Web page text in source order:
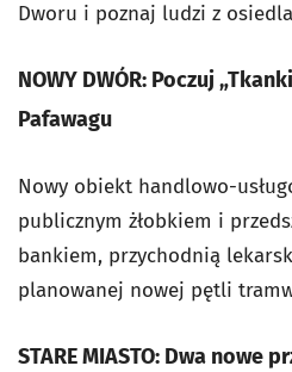
Dworu i poznaj ludzi z
NOWY DWÓR: Poczuj
Pafawagu
Nowy obiekt handlowo-
publicznym żłobkiem i
bankiem, przychodnią
planowanej nowej pętli
STARE MIASTO: Dwa nowe